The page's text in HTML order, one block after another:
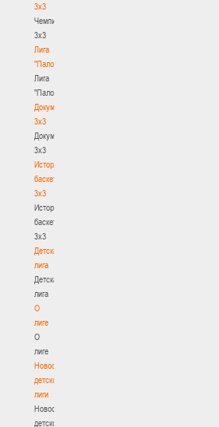
3х3
Чемпионат
3х3
Лига
"Палова"
Лига
"Палова"
Документы
3х3
Документы
3х3
История
баскетбола
3х3
История
баскетбола
3х3
Детская
лига
Детская
лига
О
лиге
О
лиге
Новости
детской
лиги
Новости
детской